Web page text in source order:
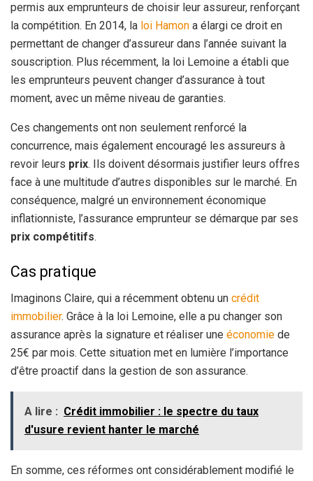
permis aux emprunteurs de choisir leur assureur, renforçant
la compétition. En 2014, la loi Hamon a élargi ce droit en
permettant de changer d’assureur dans l’année suivant la
souscription. Plus récemment, la loi Lemoine a établi que
les emprunteurs peuvent changer d’assurance à tout
moment, avec un même niveau de garanties.
Ces changements ont non seulement renforcé la
concurrence, mais également encouragé les assureurs à
revoir leurs prix. Ils doivent désormais justifier leurs offres
face à une multitude d’autres disponibles sur le marché. En
conséquence, malgré un environnement économique
inflationniste, l’assurance emprunteur se démarque par ses
prix compétitifs.
Cas pratique
Imaginons Claire, qui a récemment obtenu un crédit
immobilier. Grâce à la loi Lemoine, elle a pu changer son
assurance après la signature et réaliser une économie de
25€ par mois. Cette situation met en lumière l’importance
d’être proactif dans la gestion de son assurance.
A lire : Crédit immobilier : le spectre du taux
d'usure revient hanter le marché
En somme, ces réformes ont considérablement modifié le